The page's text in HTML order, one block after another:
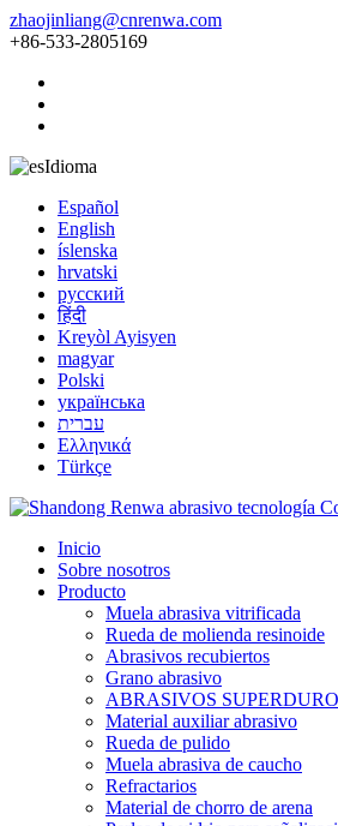
zhaojinliang@cnrenwa.com
+86-533-2805169
Idioma
Español
English
íslenska
hrvatski
русский
हिंदी
Kreyòl Ayisyen
magyar
Polski
українська
עברית
Ελληνικά
Türkçe
Inicio
Sobre nosotros
Producto
Muela abrasiva vitrificada
Rueda de molienda resinoide
Abrasivos recubiertos
Grano abrasivo
ABRASIVOS
Material auxiliar abrasivo
Rueda de pulido
Muela abrasiva de caucho
Refractarios
Material de chorro de arena